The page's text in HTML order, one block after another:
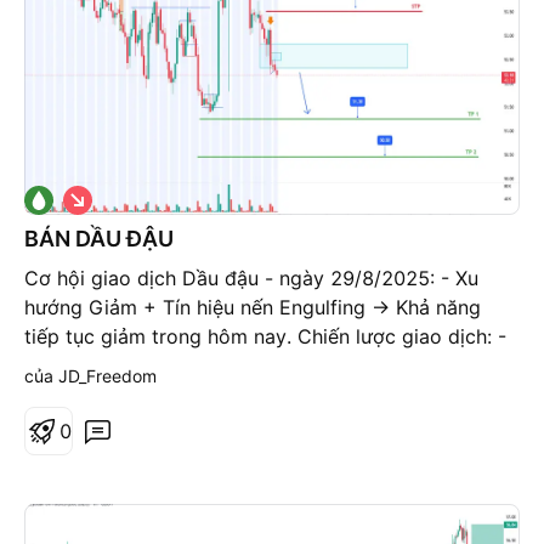
BÁN DẦU ĐẬU
Cơ hội giao dịch Dầu đậu - ngày 29/8/2025: - Xu
hướng Giảm + Tín hiệu nến Engulfing -> Khả năng
tiếp tục giảm trong hôm nay. Chiến lược giao dịch: -
Bán trong vùng: 52,3 - 52,8 - STP an toàn: 53,6 - TP
G
i
á
x
u
ố
n
g
của JD_Freedom
0